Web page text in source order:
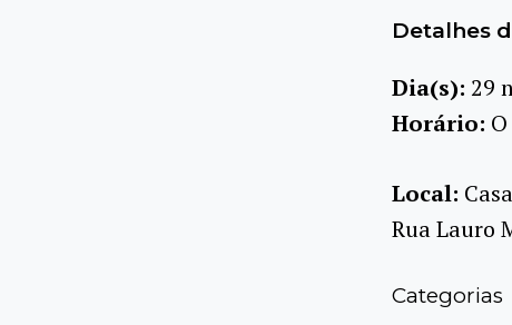
Detalhes
Dia(s): 29
Horário:
Local:
Rua Lauro
Categorias